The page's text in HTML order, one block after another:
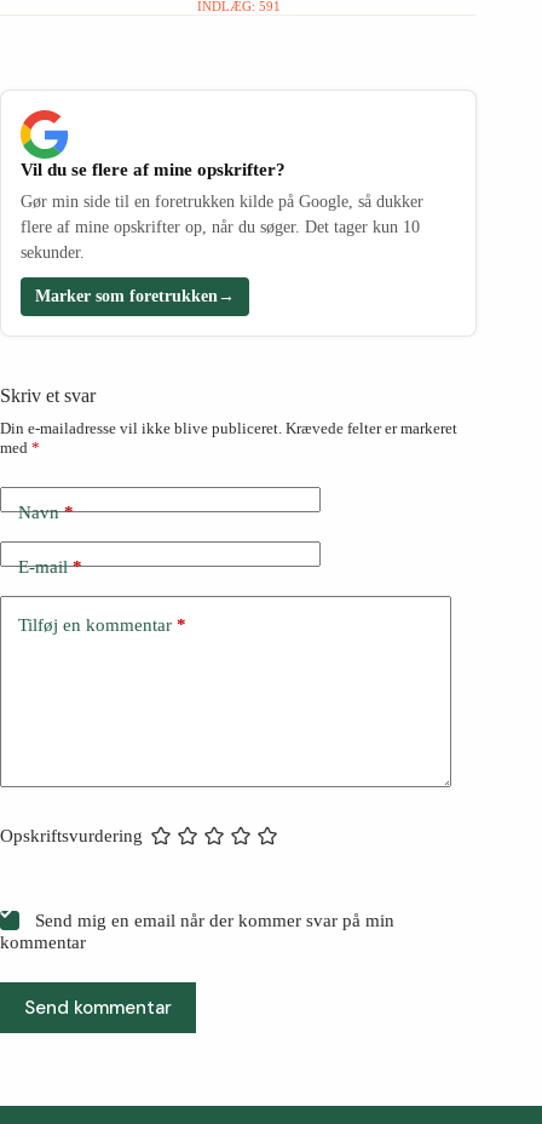
INDLÆG: 591
Vil du se flere af mine opskrifter?
Gør min side til en foretrukken kilde på Google, så dukker
flere af mine opskrifter op, når du søger. Det tager kun 10
sekunder.
Marker som foretrukken →
Skriv et svar
Din e-mailadresse vil ikke blive publiceret. Krævede felter er markeret
med *
Navn*
E-mail*
Tilføj en kommentar *
Opskriftsvurdering
Send mig en email når der kommer svar på min
kommentar
Send kommentar